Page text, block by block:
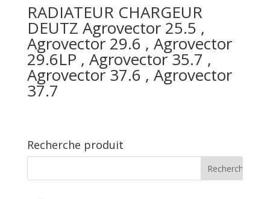
RADIATEUR CHARGEUR
DEUTZ Agrovector 25.5 ,
Agrovector 29.6 , Agrovector
29.6LP , Agrovector 35.7 ,
Agrovector 37.6 , Agrovector
37.7
Recherche produit